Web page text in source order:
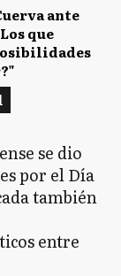
ante
que
se dio
por el Día
también
entre